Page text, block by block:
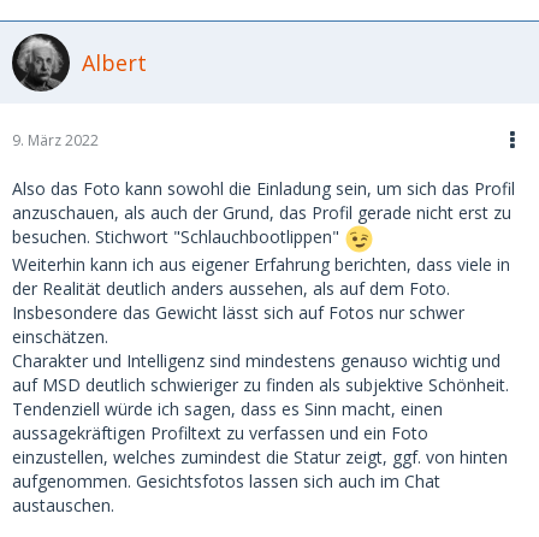
Albert
9. März 2022
Also das Foto kann sowohl die Einladung sein, um sich das Profil
anzuschauen, als auch der Grund, das Profil gerade nicht erst zu
besuchen. Stichwort "Schlauchbootlippen"
Weiterhin kann ich aus eigener Erfahrung berichten, dass viele in
der Realität deutlich anders aussehen, als auf dem Foto.
Insbesondere das Gewicht lässt sich auf Fotos nur schwer
einschätzen.
Charakter und Intelligenz sind mindestens genauso wichtig und
auf MSD deutlich schwieriger zu finden als subjektive Schönheit.
Tendenziell würde ich sagen, dass es Sinn macht, einen
aussagekräftigen Profiltext zu verfassen und ein Foto
einzustellen, welches zumindest die Statur zeigt, ggf. von hinten
aufgenommen. Gesichtsfotos lassen sich auch im Chat
austauschen.